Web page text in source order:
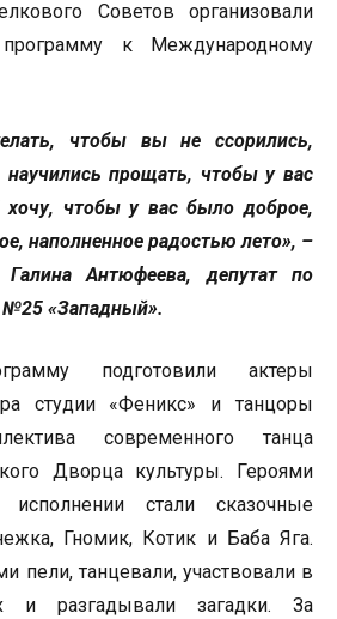
Советов организовали
программу к Международному
чтобы вы не ссорились,
научились прощать, чтобы у вас
чтобы у вас было доброе,
наполненное радостью лето», –
Галина Антюфеева, депутат по
№25 «Западный».
подготовили актеры
студии «Феникс» и танцоры
современного танца
Дворца культуры. Героями
стали сказочные
Гномик, Котик и Баба Яга.
пели, танцевали, участвовали в
и разгадывали загадки. За